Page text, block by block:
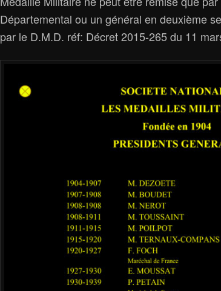
Départemental ou un général en deuxième
par le D.M.D. réf: Décret 2015-265 du 11